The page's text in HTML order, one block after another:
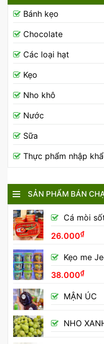
Bánh kẹo
Chocolate
Các loại hạt
Kẹo
Nho khô
Nước
Sữa
Thực phẩm nhập
SẢN PHẨM BÁN
Cá mòi
26.000₫
Kẹo me
38.000₫
MẬN ÚC
NHO